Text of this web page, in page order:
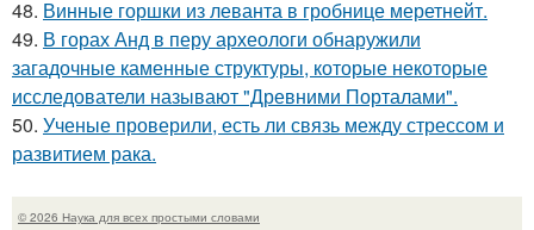
48. Винные горшки из леванта в гробнице меретнейт.
49. В горах Анд в перу археологи обнаружили
загадочные каменные структуры, которые некоторые
исследователи называют "Древними Порталами".
50. Ученые проверили, есть ли связь между стрессом и
развитием рака.
© 2026 Наука для всех простыми словами